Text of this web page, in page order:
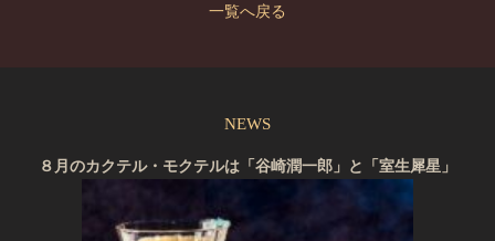
一覧へ戻る
NEWS
８月のカクテル・モクテルは「谷崎潤一郎」と「室生犀星」